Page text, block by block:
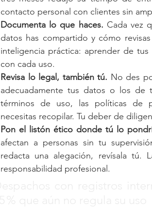
contacto personal con clientes sin
Documenta lo que haces. Cada vez
datos has compartido y cómo
inteligencia práctica: aprender de
con cada uso.
Revisa lo legal, también tú. No des
adecuadamente tus datos o los
términos de uso, las políticas de
necesitas recopilar. Tu deber de
Pon el listón ético donde tú lo
afectan a personas sin tu
redacta una alegación, revísala
responsabilidad profesional.